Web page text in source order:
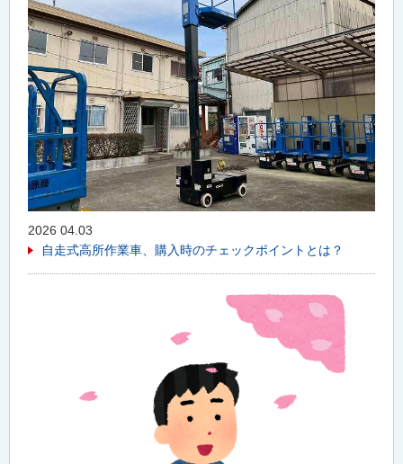
2026 04.03
自走式高所作業車、購入時のチェックポイントとは？